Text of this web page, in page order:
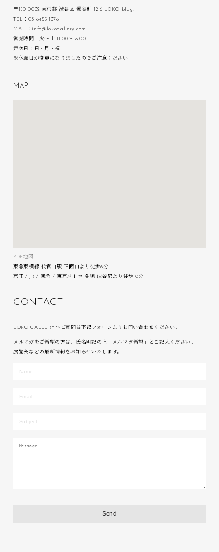
〒150-0032 東京都 渋谷区 鶯谷町 12-6 LOKO bldg.
TEL：03 6455 1376
MAIL：info@lokogallery.com
営業時間：火〜土 11:00〜18:00
定休日：日・月・祝
※休廊日が変更になりましたのでご注意ください
M A P
PDF地図
東急東横線 代官山駅 正面口より徒歩6分
京王 / JR / 東急 / 東京メトロ 各線 渋谷駅より徒歩10分
C ON T AC T
LOKO GALLERYへご質問は下記フォームよりお問い合わせください。
メルマガをご希望の方は、氏名明記の上「メルマガ希望」とご記入ください。
展覧会などの最新情報をお知らせいたします。